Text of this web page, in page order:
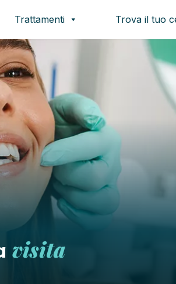
Trattamenti Trova il tuo
visita